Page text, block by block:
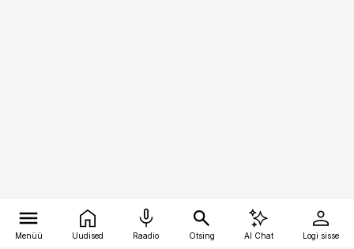
Menüü Uudised Raadio Otsing AI Chat Logi sisse